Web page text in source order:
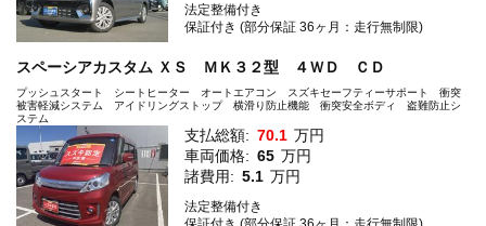
法定整備付き
保証付き (部分保証 36ヶ月：走行無制限)
スペーシアカスタム ＸＳ ＭＫ３２型 ４ＷＤ ＣＤ
プッシュスタート シートヒーター オートエアコン スズキセーフティーサポート 衝突
被害軽減システム アイドリングストップ 横滑り防止機能 衝突安全ボディ 盗難防止シ
ステム
支払総額: 70.1 万円
車両価格: 65 万円
諸費用: 5.1 万円
法定整備付き